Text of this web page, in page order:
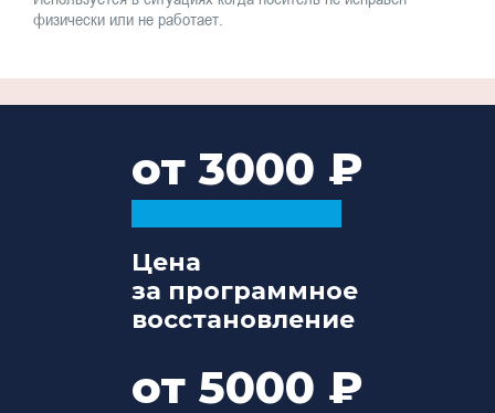
физически или не работает.
от 3000
Цена
за программное
восстановление
от 5000